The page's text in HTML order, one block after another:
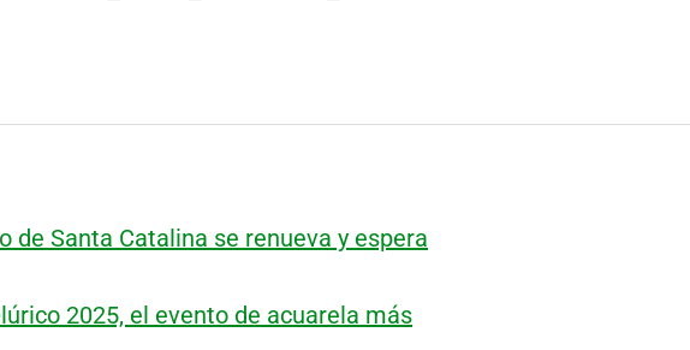
Santa Catalina se renueva y espera
2025, el evento de acuarela más